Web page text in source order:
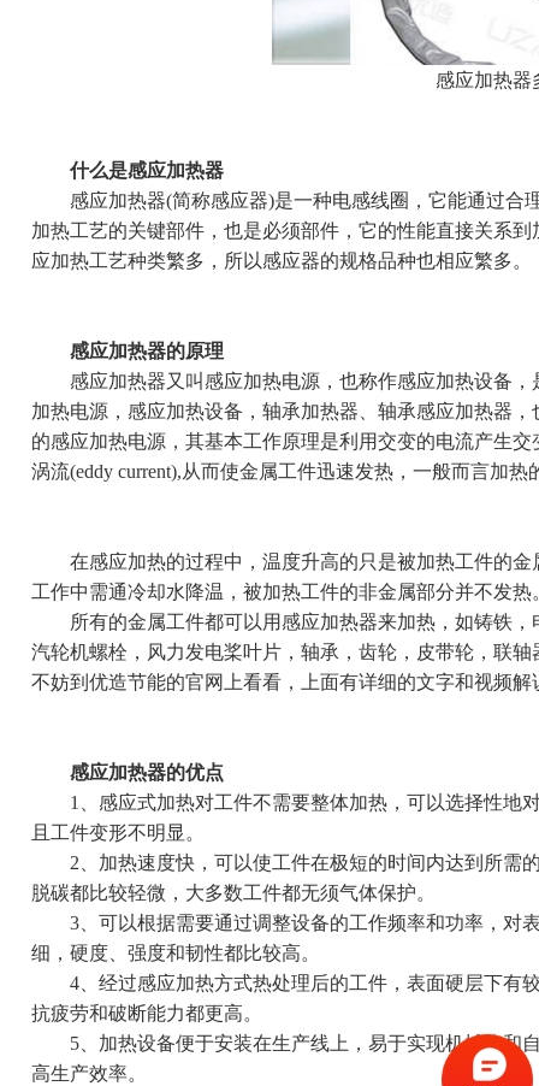
感应加热器
什么是感应加热器
感应加热器(简称感应器)是一种电感线圈，它能通过合
加热工艺的关键部件，也是必须部件，它的性能直接关系
应加热工艺种类繁多，所以感应器的规格品种也相应繁多。
感应加热器的原理
感应加热器又叫感应加热电源 ，也称作感应加热设备
加热电源，感应加热设备，轴承加热器、轴承感应加热器
的感应加热电源，其基本工作原理是利用交变的电流产生
涡流(eddy current),从而使金属工件迅速发热，一般而言加
在感应加热的过程中，温度升高的只是被加热工件的金
工作中需通冷却水降温，被加热工件的非金属部分并不发热
所有的金属工件都可以用感应加热器来加热，如铸铁，
汽轮机螺栓，风力发电桨叶片，轴承，齿轮，皮带轮，联
不妨到 优造节能的官网上看看，上面有详细的文字和视频解
感应加热器的优点
1、感应式加热对工件不需要整体加热，可以选择性地
且工件变形不明显。
2、加热速度快，可以使工件在极短的时间内达到所需
脱碳都比较轻微，大多数工件都无须气体保护。
3、可以根据需要通过调整设备的工作频率和功率，对
细，硬度、强度和韧性都比较高。
4、经过感应加热方式热处理后的工件，表面硬层下有
抗疲劳和破断能力都更高。
5、加热设备便于安装在生产线上，易于实现机械化和
高生产效率。